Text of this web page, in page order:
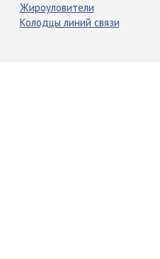
Жироуловители
Колодцы линий связи